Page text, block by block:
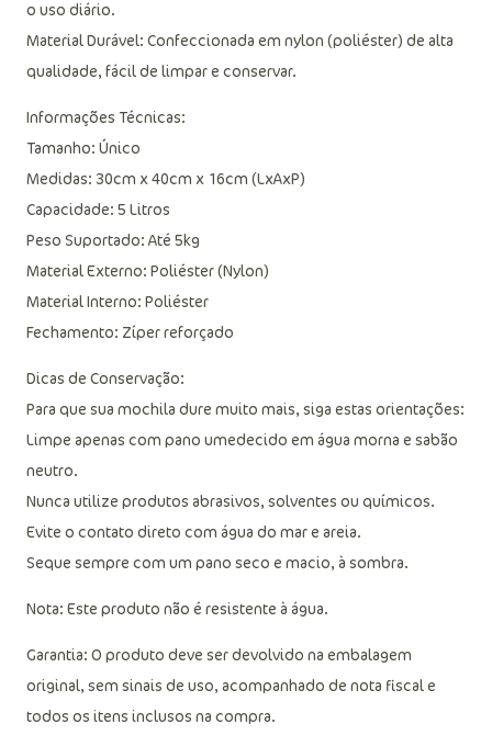
o uso diário.
Material Durável: Confeccionada em nylon (poliéster) de alta
qualidade, fácil de limpar e conservar.
Informações Técnicas:
Tamanho: Único
Medidas: 30cm x 40cm x 16cm (LxAxP)
Capacidade: 5 Litros
Peso Suportado: Até 5kg
Material Externo: Poliéster (Nylon)
Material Interno: Poliéster
Fechamento: Zíper reforçado
Dicas de Conservação:
Para que sua mochila dure muito mais, siga estas orientações:
Limpe apenas com pano umedecido em água morna e sabão
neutro.
Nunca utilize produtos abrasivos, solventes ou químicos.
Evite o contato direto com água do mar e areia.
Seque sempre com um pano seco e macio, à sombra.
Nota: Este produto não é resistente à água.
Garantia: O produto deve ser devolvido na embalagem
original, sem sinais de uso, acompanhado de nota fiscal e
todos os itens inclusos na compra.